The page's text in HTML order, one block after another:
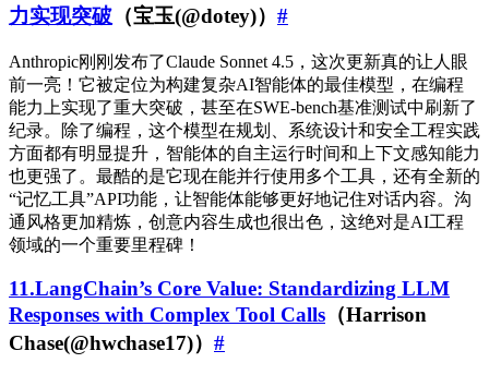
力实现突破 （宝玉(@dotey)） #
Anthropic刚刚发布了Claude Sonnet 4.5，这次更新真的让人眼
前一亮！它被定位为构建复杂AI智能体的最佳模型，在编程
能力上实现了重大突破，甚至在SWE-bench基准测试中刷新了
纪录。除了编程，这个模型在规划、系统设计和安全工程实践
方面都有明显提升，智能体的自主运行时间和上下文感知能力
也更强了。最酷的是它现在能并行使用多个工具，还有全新的
“记忆工具”API功能，让智能体能够更好地记住对话内容。沟
通风格更加精炼，创意内容生成也很出色，这绝对是AI工程
领域的一个重要里程碑！
11.LangChain’s Core Value: Standardizing LLM
Responses with Complex Tool Calls （Harrison
Chase(@hwchase17)） #